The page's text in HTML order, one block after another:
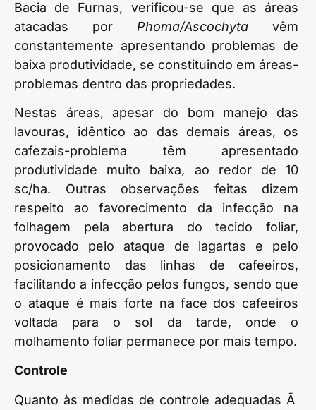
Bacia de Furnas, verificou-se que as áreas
atacadas por Phoma/Ascochyta vêm
constantemente apresentando problemas de
baixa produtividade, se constituindo em áreas-
problemas dentro das propriedades.
Nestas áreas, apesar do bom manejo das
lavouras, idêntico ao das demais áreas, os
cafezais-problema têm apresentado
produtividade muito baixa, ao redor de 10
sc/ha. Outras observações feitas dizem
respeito ao favorecimento da infecção na
folhagem pela abertura do tecido foliar,
provocado pelo ataque de lagartas e pelo
posicionamento das linhas de cafeeiros,
facilitando a infecção pelos fungos, sendo que
o ataque é mais forte na face dos cafeeiros
voltada para o sol da tarde, onde o
molhamento foliar permanece por mais tempo.
Controle
Quanto às medidas de controle adequadas Ã